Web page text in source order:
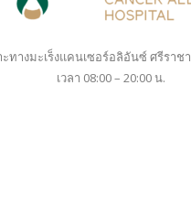
ทางมะเร็งแคนเซอร์อลิอันซ์ ศรีรา
เวลา 08:00 – 20:00 น.